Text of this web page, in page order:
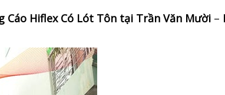
Cáo Hiflex Có Lót Tôn tại Trần Văn Mười –